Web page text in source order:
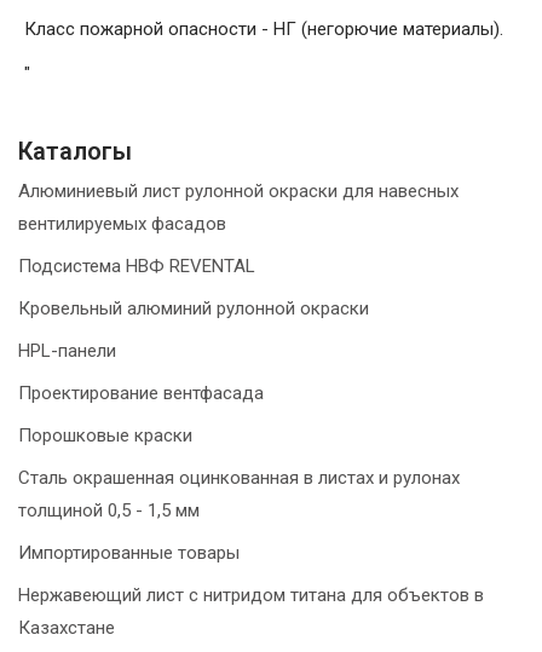
Класс пожарной опасности - НГ (негорючие материалы).
"
Каталогы
Алюминиевый лист рулонной окраски для навесных
вентилируемых фасадов
Подсистема НВФ REVENTAL
Кровельный алюминий рулонной окраски
HPL-панели
Проектирование вентфасада
Порошковые краски
Сталь окрашенная оцинкованная в листах и рулонах
толщиной 0,5 - 1,5 мм
Импортированные товары
Нержавеющий лист с нитридом титана для объектов в
Казахстане